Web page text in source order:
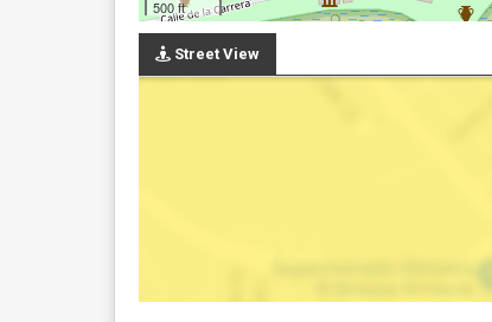
500 ft
Street View